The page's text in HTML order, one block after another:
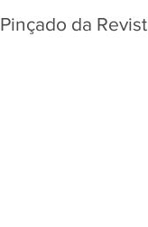
Pinçado da